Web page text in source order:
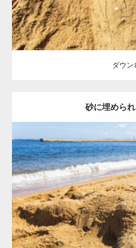
ダウン
砂に埋めら
Update:
Category:海のマッチョ オレ
ダウンロード